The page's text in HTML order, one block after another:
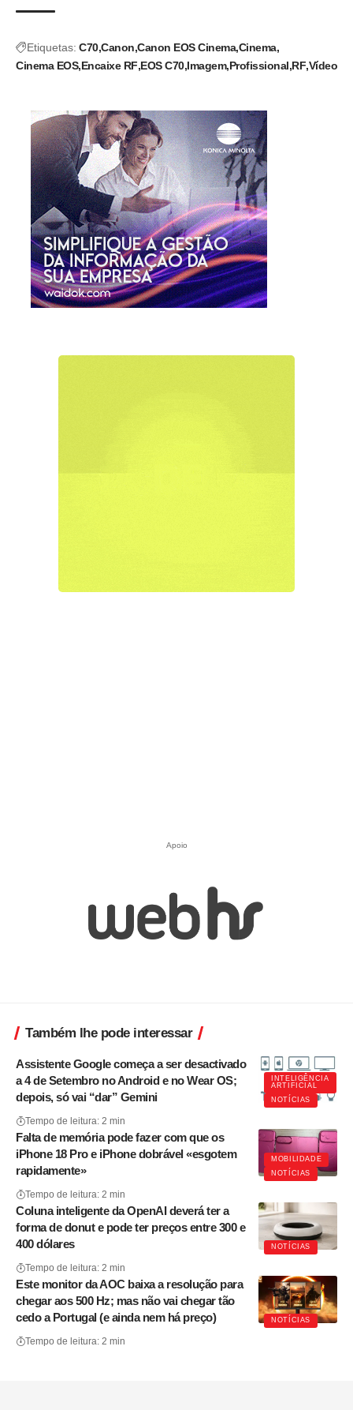
Etiquetas: C70 Canon Canon EOS Cinema Cinema
Cinema EOS Encaixe RF EOS C70 Imagem Profissional RF Vídeo
Apoio
Também lhe pode interessar
INTELIGÊNCIA
ARTIFICIAL
NOTÍCIAS
Assistente Google começa a ser desactivado
a 4 de Setembro no Android e no Wear OS;
depois, só vai “dar” Gemini
Tempo de leitura: 2 min
MOBILIDADE
NOTÍCIAS
Falta de memória pode fazer com que os
iPhone 18 Pro e iPhone dobrável «esgotem
rapidamente»
Tempo de leitura: 2 min
NOTÍCIAS
Coluna inteligente da OpenAI deverá ter a
forma de donut e pode ter preços entre 300 e
400 dólares
Tempo de leitura: 2 min
NOTÍCIAS
Este monitor da AOC baixa a resolução para
chegar aos 500 Hz; mas não vai chegar tão
cedo a Portugal (e ainda nem há preço)
Tempo de leitura: 2 min